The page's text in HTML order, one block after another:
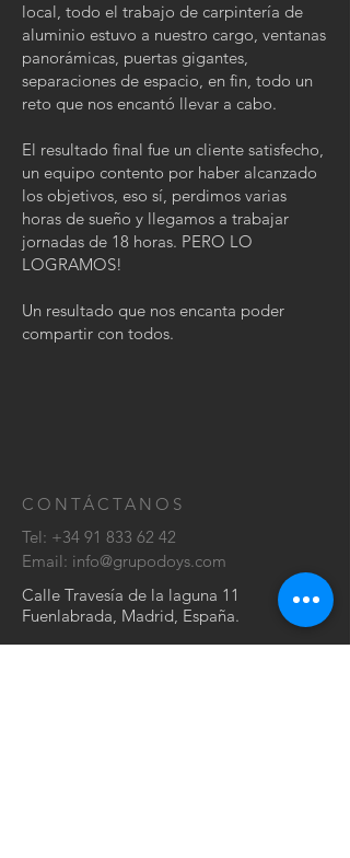
local, todo el trabajo de carpintería de
aluminio estuvo a nuestro cargo, ventanas
panorámicas, puertas gigantes,
separaciones de espacio, en fin, todo un
reto que nos encantó llevar a cabo.
El resultado final fue un cliente satisfecho,
un equipo contento por haber alcanzado
los objetivos, eso sí, perdimos varias
horas de sueño y llegamos a trabajar
jornadas de 18 horas. PERO LO
LOGRAMOS!
Un resultado que nos encanta poder
compartir con todos.
CONTÁCTANOS
Tel: +34 91 833 62 42
Email: info@grupodoys.com
Calle Travesía de la laguna 11
Fuenlabrada, Madrid, España.